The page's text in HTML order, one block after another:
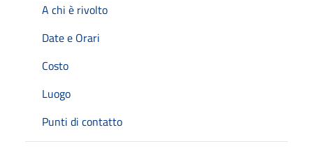
A chi è rivolto
Date e Orari
Costo
Luogo
Punti di contatto